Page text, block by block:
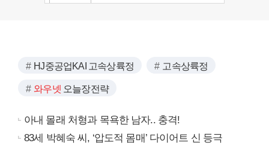
HJ중공업KAI 고속상륙정 고속상륙정
와우넷 오늘장전략
아내 몰래 처형과 목욕한 남자.. 충격!
83세 박혜숙 씨, ‘압도적 몸매’ 다이어트 신 등극